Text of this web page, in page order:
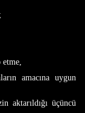
amacına uygun
aktarıldığı üçüncü